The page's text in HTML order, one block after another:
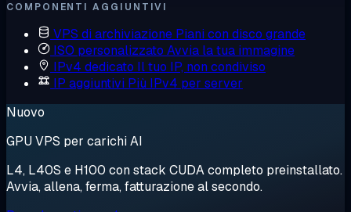
COMPONENTI AGGIUNTIVI
VPS di archiviazione Piani con disco grande
ISO personalizzato Avvia la tua immagine
IPv4 dedicato Il tuo IP, non condiviso
IP aggiuntivi Più IPv4 per server
Nuovo
GPU VPS per carichi AI
L4, L40S e H100 con stack CUDA completo preinstallato.
Avvia, allena, ferma, fatturazione al secondo.